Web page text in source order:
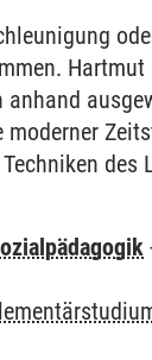
anhand
moderner